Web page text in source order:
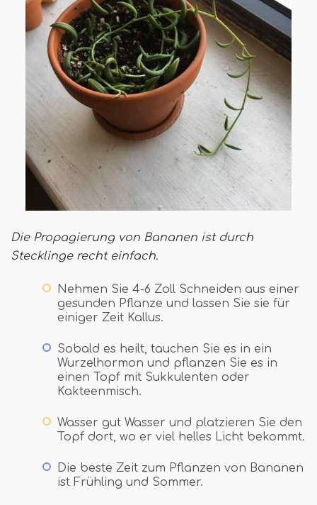
Die Propagierung von Bananen ist durch
Stecklinge recht einfach.
Nehmen Sie 4-6 Zoll Schneiden aus einer
gesunden Pflanze und lassen Sie sie für
einiger Zeit Kallus.
Sobald es heilt, tauchen Sie es in ein
Wurzelhormon und pflanzen Sie es in
einen Topf mit Sukkulenten oder
Kakteenmisch.
Wasser gut Wasser und platzieren Sie den
Topf dort, wo er viel helles Licht bekommt.
Die beste Zeit zum Pflanzen von Bananen
ist Frühling und Sommer.